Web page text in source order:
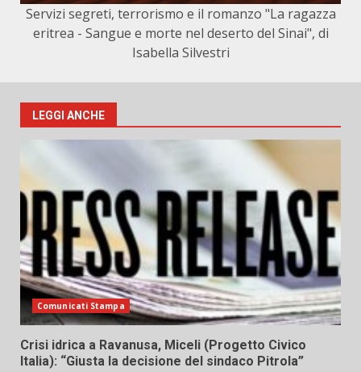
Servizi segreti, terrorismo e il romanzo "La ragazza
eritrea - Sangue e morte nel deserto del Sinai", di
Isabella Silvestri
LEGGI ANCHE
Comunicati Stampa
Crisi idrica a Ravanusa, Miceli (Progetto Civico
Italia): “Giusta la decisione del sindaco Pitrola”